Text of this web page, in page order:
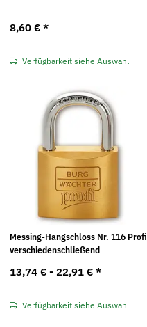
8,60 € *
Verfügbarkeit siehe Auswahl
Messing-Hangschloss Nr. 116 Profi
verschiedenschließend
13,74 € - 22,91 € *
Verfügbarkeit siehe Auswahl